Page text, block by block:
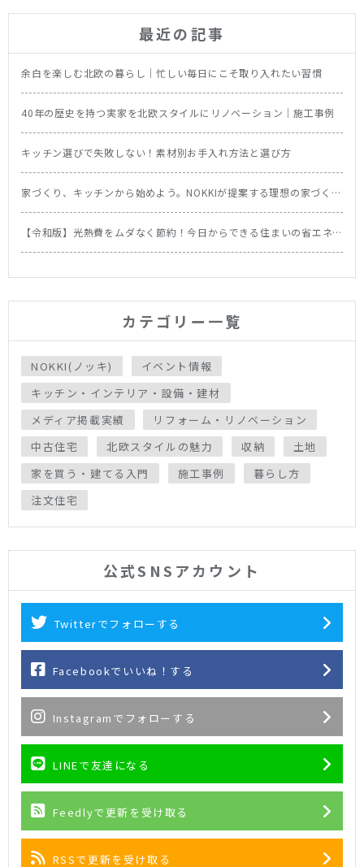
最近の記事
余白を楽しむ北欧の暮らし｜忙しい毎日にこそ取り入れたい習慣
40年の歴史を持つ実家を北欧スタイルにリノベーション｜施工事例
キッチン選びで失敗しない！素材別お手入れ方法と選び方
家づくり、キッチンから始めよう。NOKKIが提案する理想の家づくり
【令和版】光熱費をムダなく節約！今日からできる住まいの省エネ
カテゴリー一覧
NOKKI(ノッキ)
イベント情報
キッチン・インテリア・設備・建材
メディア掲載実績
リフォーム・リノベーション
中古住宅
北欧スタイルの魅力 収納
土地
家を買う・建てる入門
施工事例
暮らし方
注文住宅
公式SNSアカウント
Twitterでフォローする
Facebookでいいね！する
Instagramでフォローする
LINEで友達になる
Feedlyで更新を受け取る
RSSで更新を受け取る